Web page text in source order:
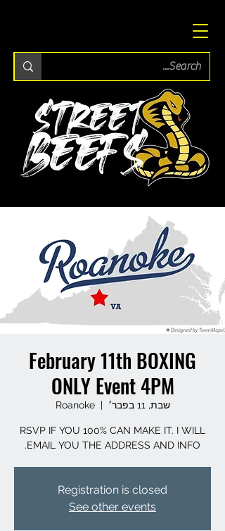
February 11th BOXING
ONLY Event 4PM
שבת, 11 בפבר׳
  |
Roanoke
RSVP IF YOU 100% CAN MAKE IT. I WILL
EMAIL YOU THE ADDRESS AND INFO.
Registration is closed
See other events